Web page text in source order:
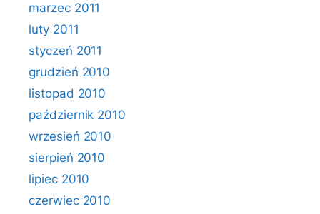
marzec 2011
luty 2011
styczeń 2011
grudzień 2010
listopad 2010
październik 2010
wrzesień 2010
sierpień 2010
lipiec 2010
czerwiec 2010